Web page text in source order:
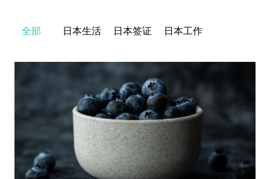
全部 日本生活 日本签证 日本工作